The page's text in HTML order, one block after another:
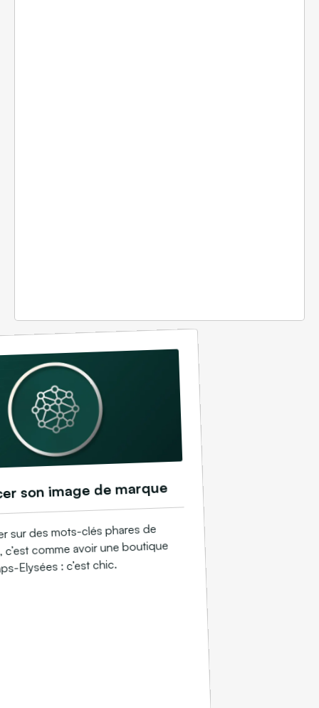
son image de marque
sur des mots-clés phares de
comme avoir une boutique
Elysées : c’est chic.​